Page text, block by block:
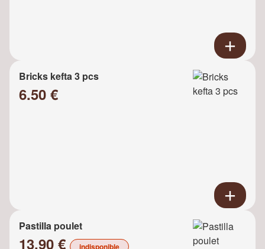
Bricks kefta 3 pcs
6.50 €
Pastilla poulet
13.90 € indisponible